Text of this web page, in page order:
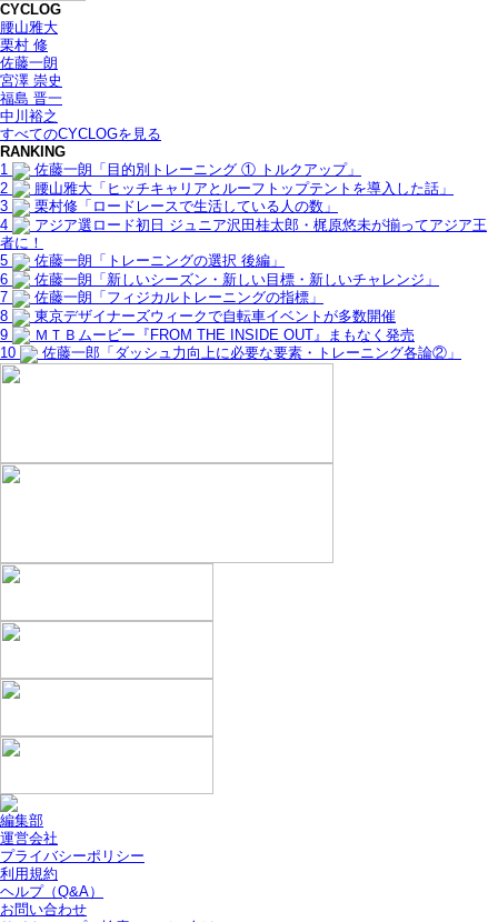
CYCLOG
腰山雅大
栗村 修
佐藤一朗
宮澤 崇史
福島 晋一
中川裕之
すべてのCYCLOGを見る
RANKING
1
佐藤一朗「目的別トレーニング ① トルクアップ」
2
腰山雅大「ヒッチキャリアとルーフトップテントを導入した話」
3
栗村修「ロードレースで生活している人の数」
4
アジア選ロード初日 ジュニア沢田桂太郎・梶原悠未が揃ってアジア王
者に！
5
佐藤一朗「トレーニングの選択 後編」
6
佐藤一朗「新しいシーズン・新しい目標・新しいチャレンジ」
7
佐藤一朗「フィジカルトレーニングの指標」
8
東京デザイナーズウィークで自転車イベントが多数開催
9
ＭＴＢムービー『FROM THE INSIDE OUT』まもなく発売
10
佐藤一郎「ダッシュ力向上に必要な要素・トレーニング各論②」
編集部
運営会社
プライバシーポリシー
利用規約
ヘルプ（Q&A）
お問い合わせ